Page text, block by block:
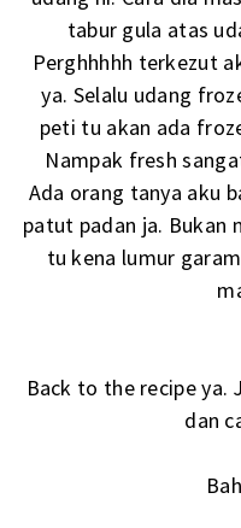
tabur gula atas
Perghhhhh terkezut
ya. Selalu udang
peti tu akan ada
Nampak fresh
Ada orang tanya aku
patut padan ja. Bukan
tu kena lumur
Back to the recipe ya.
dan